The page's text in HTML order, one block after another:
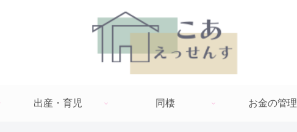
出産・育児 同棲 お金の管理